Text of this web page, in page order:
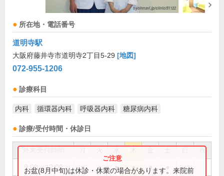
所在地・電話番号
道明寺駅
大阪府藤井寺市道明寺2丁目5-29 [地図]
072-955-1206
診療科目
内科 循環器内科 呼吸器内科 糖尿病内科
診療/受付時間・休診日
祝
9:00～12:00 ● ● ● ● ●
お盆(8月中旬)は休診・休業の場合があります。来院前